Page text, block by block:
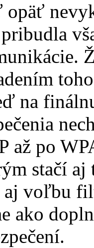
opäť
na
až po
stačí
aj voľbu
ako